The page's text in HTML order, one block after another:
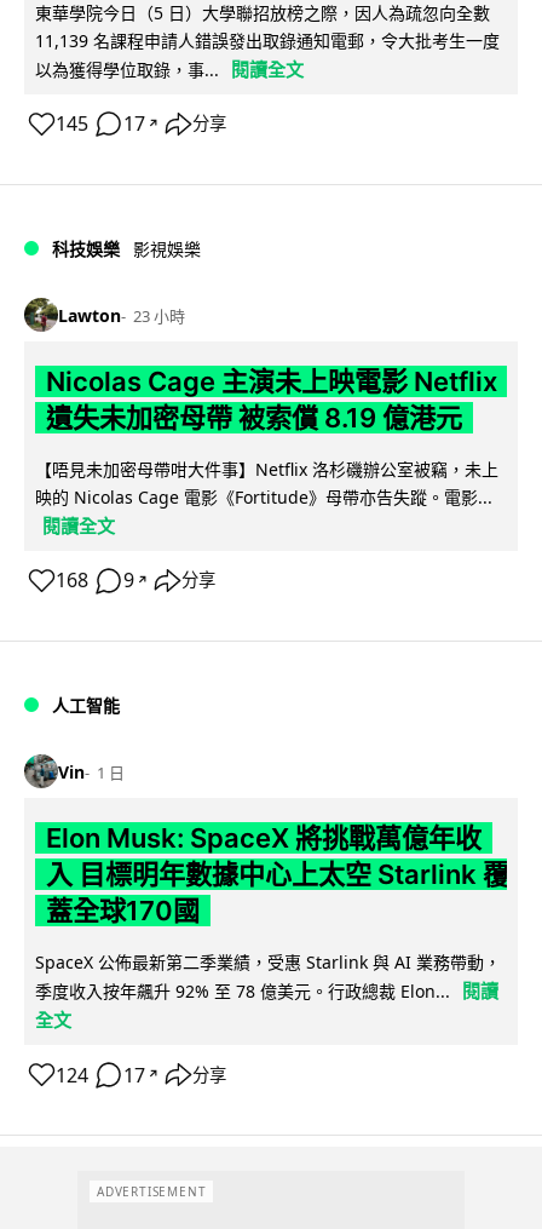
東華學院今日（5 日）大學聯招放榜之際，因人為疏忽向全數
11,139 名課程申請人錯誤發出取錄通知電郵，令大批考生一度
以為獲得學位取錄，事...
閱讀全文
145 17 ↗ 分享
科技娛樂 影視娛樂
Lawton 23 小時
Nicolas Cage 主演未上映電影 Netflix
遺失未加密母帶 被索償 8.19 億港元
【唔見未加密母帶咁大件事】Netflix 洛杉磯辦公室被竊，未上
映的 Nicolas Cage 電影《Fortitude》母帶亦告失蹤。電影...
閱讀全文
168 9 ↗ 分享
人工智能
Vin 1 日
Elon Musk: SpaceX 將挑戰萬億年收
入 目標明年數據中心上太空 Starlink 覆
蓋全球170國
SpaceX 公佈最新第二季業績，受惠 Starlink 與 AI 業務帶動，
季度收入按年飆升 92% 至 78 億美元。行政總裁 Elon...
閱讀
全文
124 17 ↗ 分享
ADVERTISEMENT